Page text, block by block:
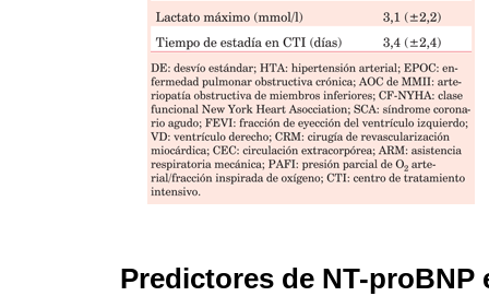
Predictores de NT-proBNP